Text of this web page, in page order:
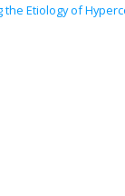
Etiology of